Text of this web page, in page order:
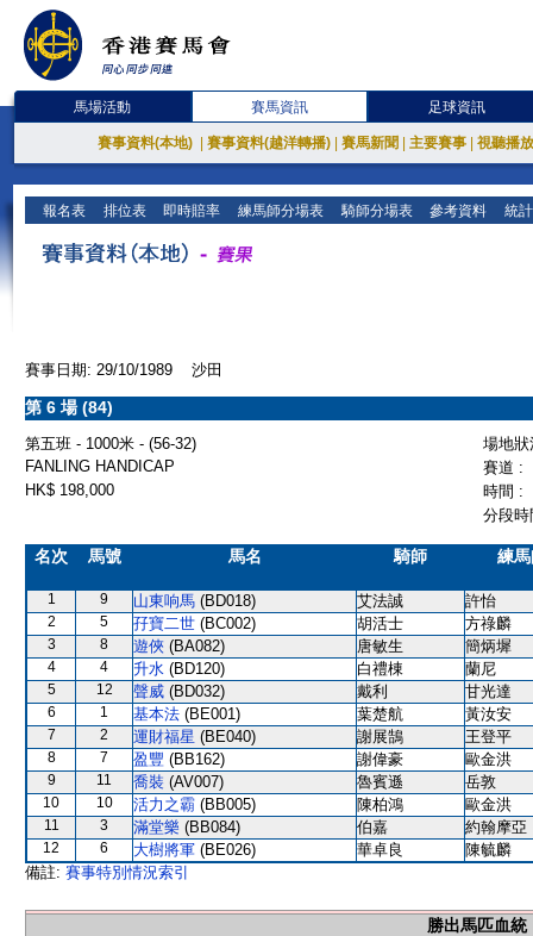
馬場活動 賽馬資訊 足球資訊
賽事資料(本地) 賽事資料(越洋轉播) 賽馬新聞 主要賽事 視聽播
報名表 排位表 即時賠率 練馬師分場表 騎師分場表 參考資料 統
賽事日期: 29/10/1989 沙田
第 6 場 (84)
第五班 - 1000米 - (56-32)
場地
FANLING HANDICAP
賽道 :
HK$ 198,000
時間 :
分段
名次 馬號 馬名 騎師 練
1 9 山東响馬 (BD018) 艾法誠 許怡
2 5 孖寶二世 (BC002) 胡活士 方祿麟
3 8 遊俠 (BA082) 唐敏生 簡炳墀
4 4 升水 (BD120) 白禮棟 蘭尼
5 12 聲威 (BD032) 戴利 甘光達
6 1 基本法 (BE001) 葉楚航 黃汝安
7 2 運財福星 (BE040) 謝展鵠 王登平
8 7 盈豐 (BB162) 謝偉豪 歐金洪
9 11 喬裝 (AV007) 魯賓遜 岳敦
10 10 活力之霸 (BB005) 陳柏鴻 歐金洪
11 3 滿堂樂 (BB084) 伯嘉 約翰摩亞
12 6 大樹將軍 (BE026) 華卓良
陳毓麟
備註: 賽事特別情況索引
勝出馬匹血統